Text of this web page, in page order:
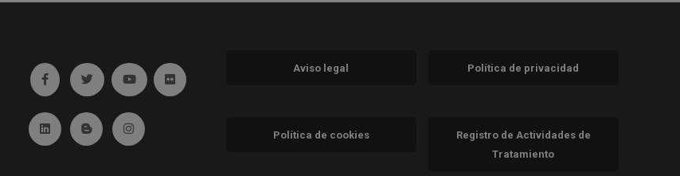
Ir a facebook (abre en ventana nueva)
Ir a twitter (abre en ventana nueva)
Ir a YouTube (abre en ventana nueva)
Ir a Flickr (abre en ventana nueva)
Ir a Linkedin (abre en ventana nueva)
Ir al Blog (abre en ventana nueva)
Ir a Instagram (abre en ventana nueva)
Aviso legal Política de privacidad
Política de cookies
Registro de Actividades de
Tratamiento